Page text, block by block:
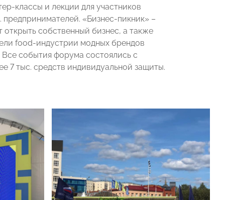
классы и лекции для участников
«Бизнес-пикник» –
собственный бизнес, а также
food-индустрии модных брендов
Все события форума состоялись с
7 тыс. средств индивидуальной защиты.